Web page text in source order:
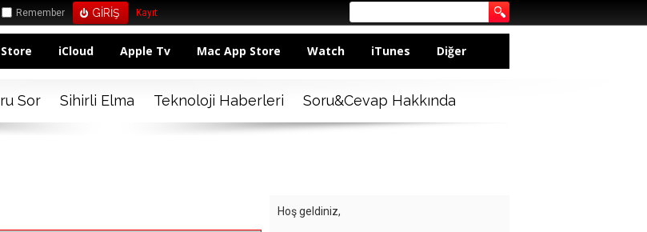
Remember Kayıt
iCloud Apple Tv Mac App Store Watch iTunes Diğer
Sor Sihirli Elma Teknoloji Haberleri Soru&Cevap Hakkında
Hoş geldiniz,